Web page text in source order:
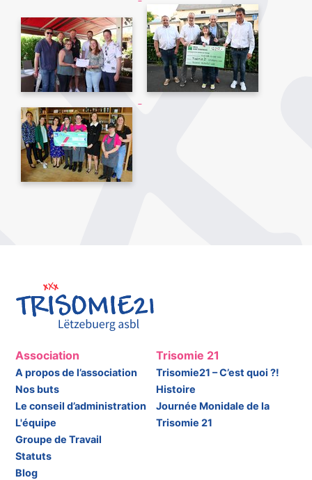
Association
A propos de l’association
Nos buts
Le conseil d’administration
L'équipe
Groupe de Travail
Statuts
Blog
Trisomie 21
Trisomie21 – C’est quoi ?!
Histoire
Journée Monidale de la
Trisomie 21